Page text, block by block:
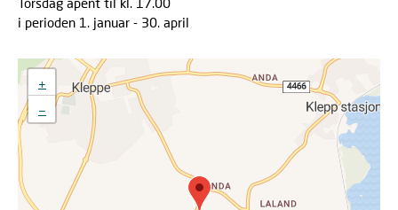
+
−
i perioden 1. januar - 30. april